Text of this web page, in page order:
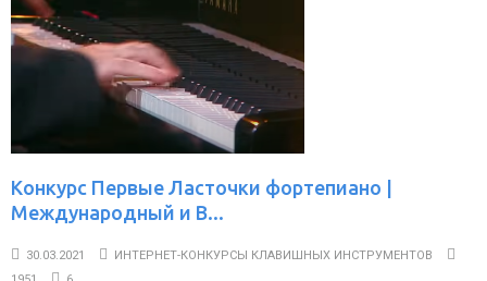
Конкурс Первые Ласточки фортепиано |
Международный и В...
30.03.2021
ИНТЕРНЕТ-КОНКУРСЫ КЛАВИШНЫХ ИНСТРУМЕНТОВ